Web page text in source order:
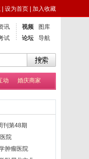
设为首页 加入收藏
讯
试
视频
图库
论坛
导航
动 婚庆商家
刊第48期
院
肿瘤医院